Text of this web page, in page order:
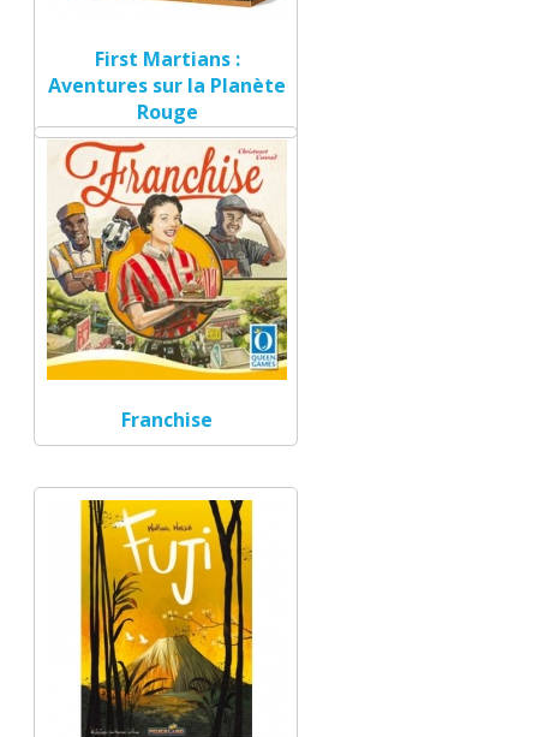
First Martians :
Aventures sur la Planète
Rouge
Franchise